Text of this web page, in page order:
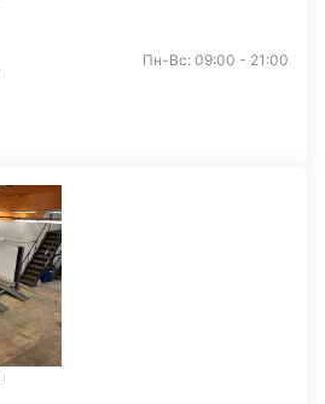
Пн-Вс: 09:00 - 21:00